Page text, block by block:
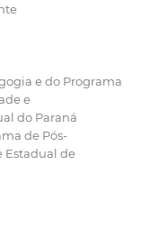
e do Programa
e
do Paraná
de Pós-
Estadual de